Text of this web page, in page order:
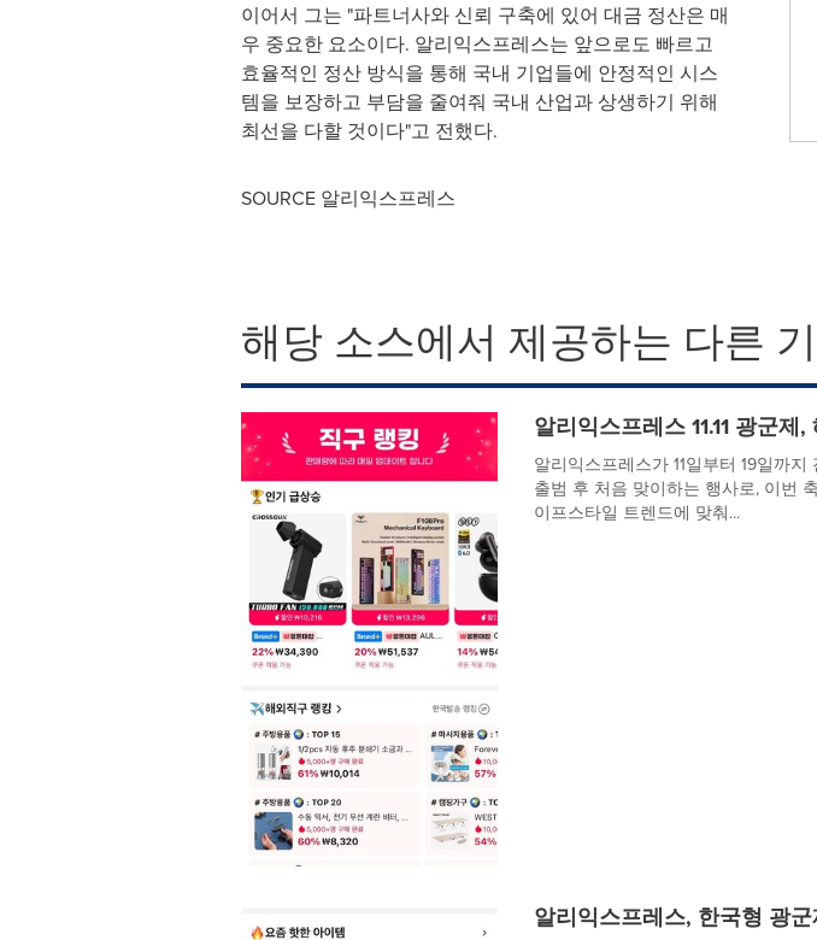
이어서 그는 "파트너사와 신뢰 구축에 있어 대금 정산은 매
우 중요한 요소이다. 알리익스프레스는 앞으로도 빠르고
효율적인 정산 방식을 통해 국내 기업들에 안정적인 시스
템을 보장하고 부담을 줄여줘 국내 산업과 상생하기 위해
최선을 다할 것이다"고 전했다.
SOURCE 알리익스프레스
해당 소스에서 제공하는 다른
알리익스프레스 11.11 광군
알리익스프레스가 11일부터 19일까
출범 후 처음 맞이하는 행사로, 이번
이프스타일 트렌드에 맞춰...
알리익스프레스, 한국형 광